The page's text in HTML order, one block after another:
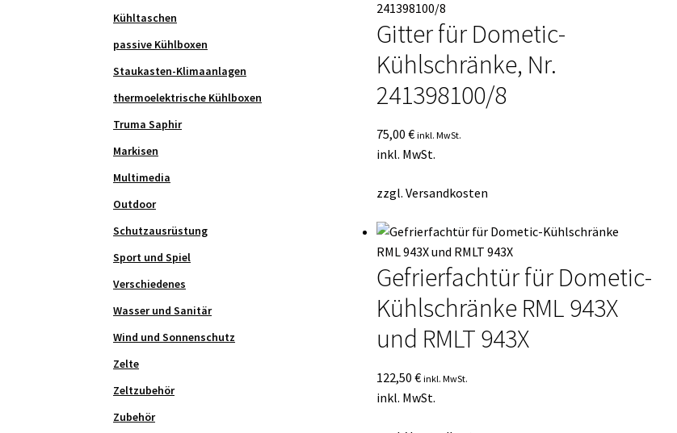
Gitter für Dometic-
Kühlschränke, Nr.
241398100/8
75,00 € inkl. MwSt.
inkl. MwSt.
zzgl. Versandkosten
Gefrierfachtür für Dometic-
Kühlschränke RML 943X
und RMLT 943X
122,50 € inkl. MwSt.
inkl. MwSt.
Kühltaschen
passive Kühlboxen
Staukasten-Klimaanlagen
thermoelektrische Kühlboxen
Truma Saphir
Markisen
Multimedia
Outdoor
Schutzausrüstung
Sport und Spiel
Verschiedenes
Wasser und Sanitär
Wind und Sonnenschutz
Zelte
Zeltzubehör
Zubehör